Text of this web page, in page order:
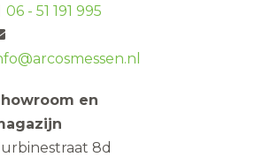
06 - 51 191 995
en
8d